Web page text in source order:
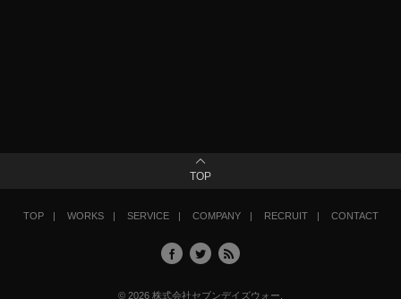
TOP
TOP WORKS SERVICE COMPANY RECRUIT CONTACT
© 2026 株式会社セブンデイズウォー